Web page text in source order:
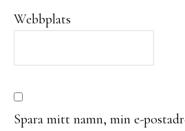
Webbplats
Spara mitt namn, min e-